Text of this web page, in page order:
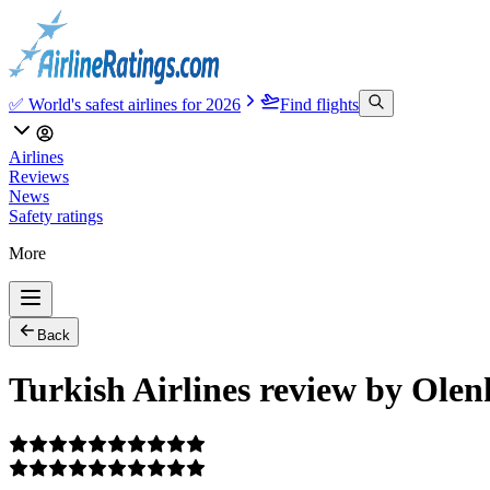
✅ World's safest airlines for 2026 Find flights
Airlines
Reviews
News
Safety ratings
More
Back
Turkish Airlines review by